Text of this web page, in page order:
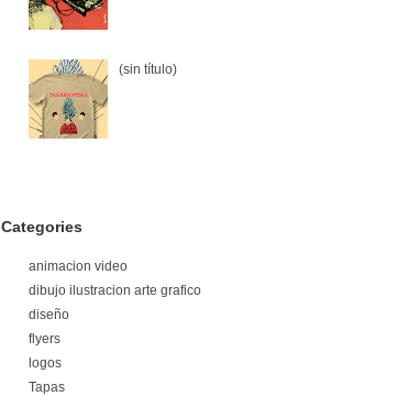
(sin título)
Categories
animacion video
dibujo ilustracion arte grafico
diseño
flyers
logos
Tapas